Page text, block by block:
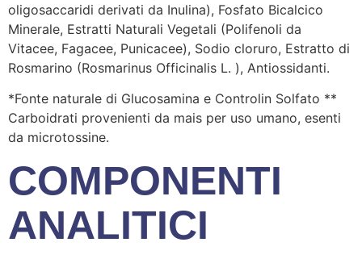
oligosaccaridi derivati da Inulina), Fosfato Bicalcico
Minerale, Estratti Naturali Vegetali (Polifenoli da
Vitacee, Fagacee, Punicacee), Sodio cloruro, Estratto di
Rosmarino (Rosmarinus Officinalis L. ), Antiossidanti.
*Fonte naturale di Glucosamina e Controlin Solfato **
Carboidrati provenienti da mais per uso umano, esenti
da microtossine.
COMPONENTI
ANALITICI